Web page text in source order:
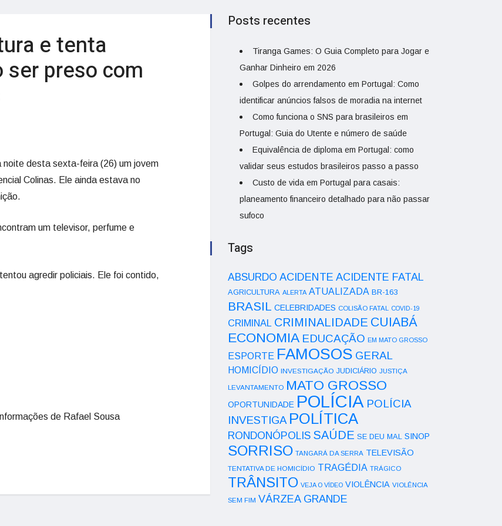
e tenta
ser preso com
noite desta sexta-feira (26) um jovem
Colinas. Ele ainda estava no
um televisor, perfume e
agredir policiais. Ele foi contido,
de Rafael Sousa
Posts recentes
Tiranga Games: O Guia Completo para Jogar e
Ganhar Dinheiro em 2026
Golpes do arrendamento em Portugal: Como
identificar anúncios falsos de moradia na internet
Como funciona o SNS para brasileiros em
Portugal: Guia do Utente e número de saúde
Equivalência de diploma em Portugal: como
validar seus estudos brasileiros passo a passo
Custo de vida em Portugal para casais:
planeamento financeiro detalhado para não passar
sufoco
Tags
ABSURDO ACIDENTE ACIDENTE FATAL
AGRICULTURA ALERTA ATUALIZADA BR-163
BRASIL CELEBRIDADES COLISÃO FATAL COVID-19
CRIMINAL CRIMINALIDADE CUIABÁ
ECONOMIA EDUCAÇÃO EM MATO GROSSO
ESPORTE FAMOSOS GERAL
HOMICÍDIO INVESTIGAÇÃO JUDICIÁRIO JUSTIÇA
LEVANTAMENTO MATO GROSSO
OPORTUNIDADE POLÍCIA POLÍCIA
INVESTIGA POLÍTICA
RONDONÓPOLIS SAÚDE SE DEU MAL SINOP
SORRISO TANGARÁ DA SERRA TELEVISÃO
TENTATIVA DE HOMICÍDIO TRAGÉDIA TRÁGICO
TRÂNSITO VEJA O VÍDEO VIOLÊNCIA VIOLÊNCIA
SEM FIM VÁRZEA GRANDE